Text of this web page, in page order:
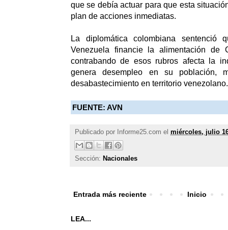
que se debía actuar para que esta
plan de acciones inmediatas.
La diplomática colombiana sentenció
Venezuela financie la alimentación de
contrabando de esos rubros afecta la
genera desempleo en su población,
desabastecimiento en territorio venezolano.
FUENTE: AVN
Publicado por Informe25.com el miércoles, julio
Sección: Nacionales
Entrada más reciente Inicio
LEA...